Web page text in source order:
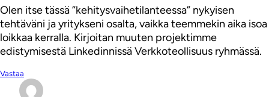
Olen itse tässä ”kehitysvaihetilanteessa” nykyisen
tehtäväni ja yritykseni osalta, vaikka teemmekin aika isoa
loikkaa kerralla. Kirjoitan muuten projektimme
edistymisestä Linkedinnissä Verkkoteollisuus ryhmässä.
Vastaa